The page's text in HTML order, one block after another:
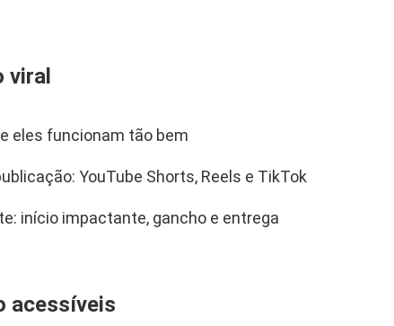
viral
eles funcionam tão bem
YouTube Shorts, Reels e TikTok
início impactante, gancho e entrega
acessíveis